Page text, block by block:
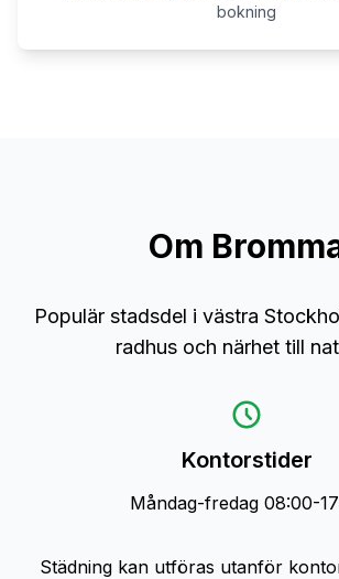
bokning
Om
Populär stadsdel i västra
radhus och närhet till
Kontorstider
Måndag-fredag 08:00-
Städning kan utföras utanför